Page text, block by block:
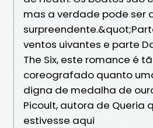
mas a verdade pode ser
ventos uivantes e parte
The Six, este romance é
coreografado quanto
digna de medalha de
Picoult, autora de Queria
estivesse aqui